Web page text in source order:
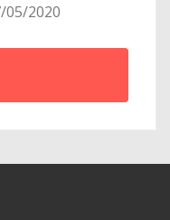
05/2020